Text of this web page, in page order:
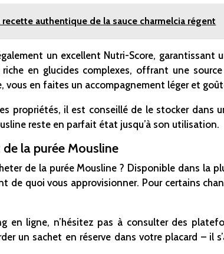
recette authentique de la sauce charmelcia régent
un excellent Nutri-Score,
en glucides complexes, offrant une source
vous en faites un accompagnement léger et
propriétés, il est conseillé de le stocker dans
reste en parfait état jusqu’à son utilisation.
la purée Mousline
de la purée Mousline ? Disponible dans la
de quoi vous approvisionner. Pour certains
en ligne, n’hésitez pas à consulter des
un sachet en réserve dans votre placard – il